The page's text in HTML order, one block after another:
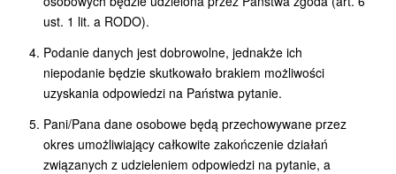
ust. 1 lit. a RODO).
Podanie danych jest dobrowolne, jednakże ich
niepodanie będzie skutkowało brakiem możliwości
uzyskania odpowiedzi na Państwa pytanie.
Pani/Pana dane osobowe będą przechowywane przez
okres umożliwiający całkowite zakończenie działań
związanych z udzieleniem odpowiedzi na pytanie, a